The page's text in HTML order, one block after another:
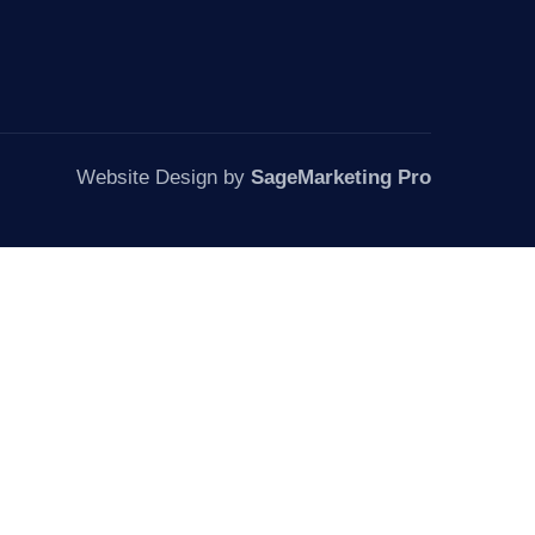
Website Design by SageMarketing Pro